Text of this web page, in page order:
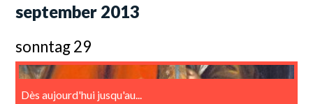
september 2013
sonntag 29
Dès aujourd'hui jusqu'au...